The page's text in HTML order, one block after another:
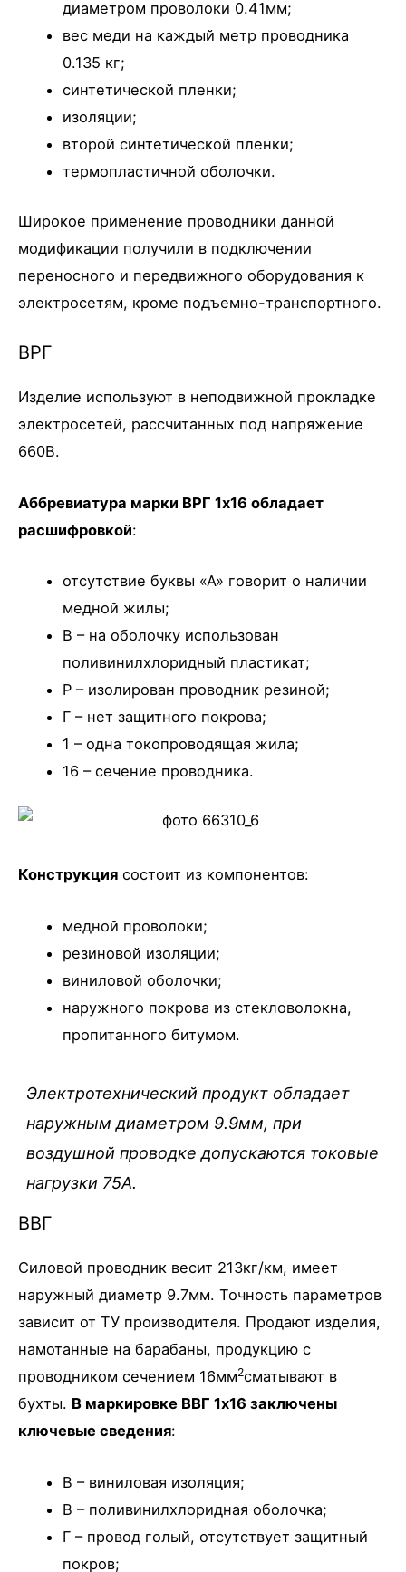
диаметром проволоки 0.41мм;
вес меди на каждый метр проводника
0.135 кг;
синтетической пленки;
изоляции;
второй синтетической пленки;
термопластичной оболочки.
Широкое применение проводники данной
модификации получили в подключении
переносного и передвижного оборудования к
электросетям, кроме подъемно-транспортного.
ВРГ
Изделие используют в неподвижной прокладке
электросетей, рассчитанных под напряжение
660В.
Аббревиатура марки ВРГ 1х16 обладает
расшифровкой:
отсутствие буквы «А» говорит о наличии
медной жилы;
В – на оболочку использован
поливинилхлоридный пластикат;
Р – изолирован проводник резиной;
Г – нет защитного покрова;
1 – одна токопроводящая жила;
16 – сечение проводника.
Конструкция состоит из компонентов:
медной проволоки;
резиновой изоляции;
виниловой оболочки;
наружного покрова из стекловолокна,
пропитанного битумом.
Электротехнический продукт обладает
наружным диаметром 9.9мм, при
воздушной проводке допускаются токовые
нагрузки 75А.
ВВГ
Силовой проводник весит 213кг/км, имеет
наружный диаметр 9.7мм. Точность параметров
зависит от ТУ производителя. Продают изделия,
намотанные на барабаны, продукцию с
проводником сечением 16мм2сматывают в
бухты. В маркировке ВВГ 1х16 заключены
ключевые сведения:
В – виниловая изоляция;
В – поливинилхлоридная оболочка;
Г – провод голый, отсутствует защитный
покров;